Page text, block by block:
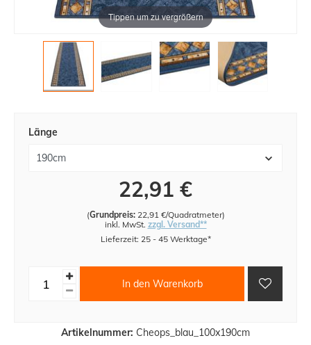
Tippen um zu vergrößern
Artikelnummer: Cheops_blau_100x190cm
Länge
22,91 €
(Grundpreis: 22,91 €/Quadratmeter)
inkl. MwSt. zzgl. Versand**
Lieferzeit: 25 - 45 Werktage*
In den Warenkorb